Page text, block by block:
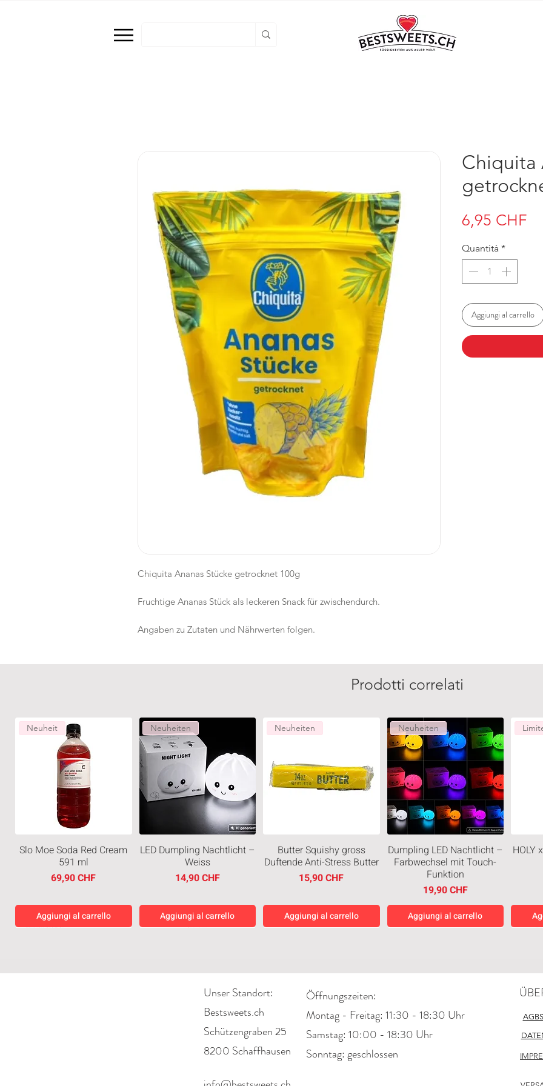
Chiquita Ananas Stücke getrocknet 100g
Fruchtige Ananas Stück als leckeren Snack für zwischendurch.
Angaben zu Zutaten und Nährwerten folgen.
Chiquita
6,95 CHF
Quantità *
Aggiungi al carrello
Prodotti correlati
Neuheit
Slo Moe Soda Red Cream
591 ml
Prezzo
69,90 CHF
Aggiungi al carrello
Neuheiten
LED Dumpling Nachtlicht –
Weiss
Prezzo
14,90 CHF
Aggiungi al carrello
Neuheiten
Butter Squishy gross
Duftende Anti-Stress Butter
Prezzo
15,90 CHF
Aggiungi al carrello
Neuheiten
Dumpling LED Nachtlicht –
Farbwechsel mit Touch-
Funktion
Prezzo
19,90 CHF
Aggiungi al carrello
HOLY
Good Friends – Patrick
Good Friends SpongeBob
Sting Gold 350ml
Unser Standort:
Bestsweets.ch
Schützengraben 25
8200 Schaffhausen
Öffnungszeiten:
Montag - Freitag: 11:30 - 18:30 Uhr
​​Samstag: 10:00 - 18:30 Uhr
​Sonntag: geschlossen
AGBS